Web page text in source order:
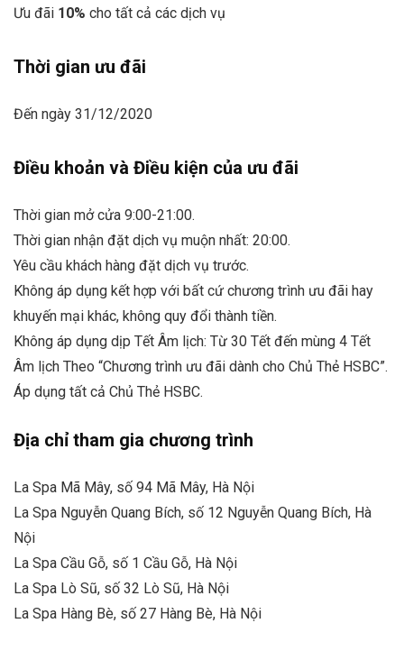
Ưu đãi 10% cho tất cả các dịch vụ
Thời gian ưu đãi
Đến ngày 31/12/2020
Điều khoản và Điều kiện của ưu đãi
Thời gian mở cửa 9:00-21:00.
Thời gian nhận đặt dịch vụ muộn nhất: 20:00.
Yêu cầu khách hàng đặt dịch vụ trước.
Không áp dụng kết hợp với bất cứ chương trình ưu đãi hay
khuyến mại khác, không quy đổi thành tiền.
Không áp dụng dịp Tết Âm lịch: Từ 30 Tết đến mùng 4 Tết
Âm lịch Theo “Chương trình ưu đãi dành cho Chủ Thẻ HSBC”.
Áp dụng tất cả Chủ Thẻ HSBC.
Địa chỉ tham gia chương trình
La Spa Mã Mây, số 94 Mã Mây, Hà Nội
La Spa Nguyễn Quang Bích, số 12 Nguyễn Quang Bích, Hà
Nội
La Spa Cầu Gỗ, số 1 Cầu Gỗ, Hà Nội
La Spa Lò Sũ, số 32 Lò Sũ, Hà Nội
La Spa Hàng Bè, số 27 Hàng Bè, Hà Nội